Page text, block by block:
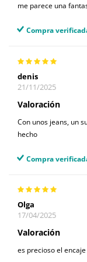
me parece una
Compra
denis
21/11/2025
Valoración
Con unos jeans, un
hecho
Compra
Olga
17/04/2025
Valoración
es precioso el